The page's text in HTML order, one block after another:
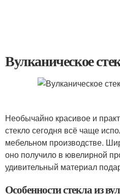
Вулканическое
Необычайно красивое и
стекло сегодня всё чаще
мебельном производстве.
оно получило в ювелирной
удивительный материал
Особенности стекла из